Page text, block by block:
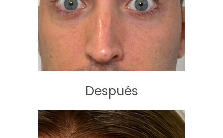
Después